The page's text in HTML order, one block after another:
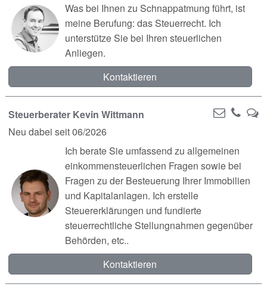
Was bei Ihnen zu Schnappatmung führt, ist
meine Berufung: das Steuerrecht. Ich
unterstütze Sie bei Ihren steuerlichen
Anliegen.
Kontaktieren
Steuerberater Kevin Wittmann
Neu dabei seit 06/2026
Ich berate Sie umfassend zu allgemeinen
einkommensteuerlichen Fragen sowie bei
Fragen zu der Besteuerung Ihrer Immobilien
und Kapitalanlagen. Ich erstelle
Steuererklärungen und fundierte
steuerrechtliche Stellungnahmen gegenüber
Behörden, etc..
Kontaktieren